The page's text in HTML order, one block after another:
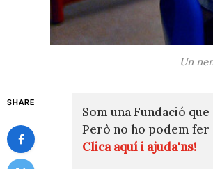
Un
SHARE
Som una Fundació
Però no ho podem
Clica aquí i ajuda'ns!